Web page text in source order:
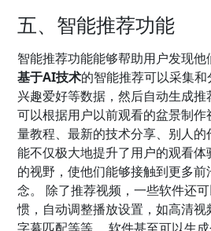
五、智能推荐功能
智能推荐功能能够帮助用户发现他
基于AI技术的智能推荐可以采集和
兴趣爱好等数据，然后自动生成
可以根据用户以前观看的盆景制
量教程、最新的技术分享、别人
能不仅极大地提升了用户的观看
的视野，使他们能够接触到更多
念。 除了推荐视频，一些软件还
惯，自动调整播放设置，如高清